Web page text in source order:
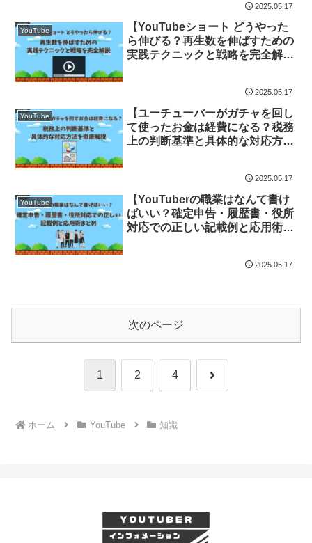
2025.05.17
YouTube
【YouTubeショート どうやった
ら伸びる？再生数を伸ばすための
実践テクニックと戦略を完全解
2025.05.17
YouTube
【ユーチューバーがガチャを回し
て使ったお金は経費になる？税務
上の判断基準と具体的な対応方法
2025.05.17
YouTube
【YouTuberの職業はなんて書け
ばいい？確定申告・履歴書・役所
対応での正しい記載例と応用術ま
2025.05.17
次のページ
1 2 4 次
ホーム YouTube 知識